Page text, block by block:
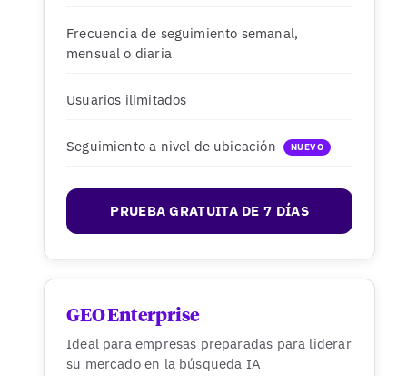
Frecuencia de seguimiento semanal,
mensual o diaria
Usuarios ilimitados
Seguimiento a nivel de ubicación NUEVO
PRUEBA GRATUITA DE 7 DÍAS
GEO Enterprise
Ideal para empresas preparadas para liderar
su mercado en la búsqueda IA